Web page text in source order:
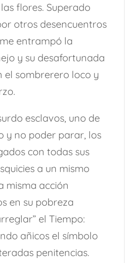
flores. Superado
otros desencuentros
me entrampó la
y su desafortunada
el sombrerero loco y
esclavos, uno de
y no poder parar, los
con todas sus
a un mismo
misma acción
en su pobreza
el Tiempo:
añicos el símbolo
penitencias.